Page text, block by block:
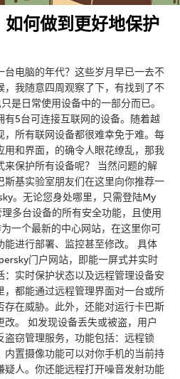
何做到更好地保护
台电脑的年代？这些岁月早已一去不
，我随意四周观察了下，有找到了不
是日常使用设备中的一部分而已。
有5台可连接互联网的设备。随着越
，所有联网设备都很难幸免于难。每
用和界面，的确令人眼花缭乱，那我
来保护所有设备呢？ 当然问题的解
斯基实验室朋友们在这里向你推荐一
。无论您身处哪里，只需登陆My
多台设备的所有安全功能，且使用
一个最新的中心网站，在这里你可
能进行部署、监控甚至修改。 具体
门户网站，即能一屏式并实时
实时保护状态以及远程管理设备安
，都能通过远程管理界面对一台或所
存在威胁。此外，还能对运行卡巴斯
。 如发现设备丢失或被盗，用户
窃管理服务，功能包括：远程锁
内置摄像功能可以对你手机的当前持
疑人。你还能远程打开噪音发射功能